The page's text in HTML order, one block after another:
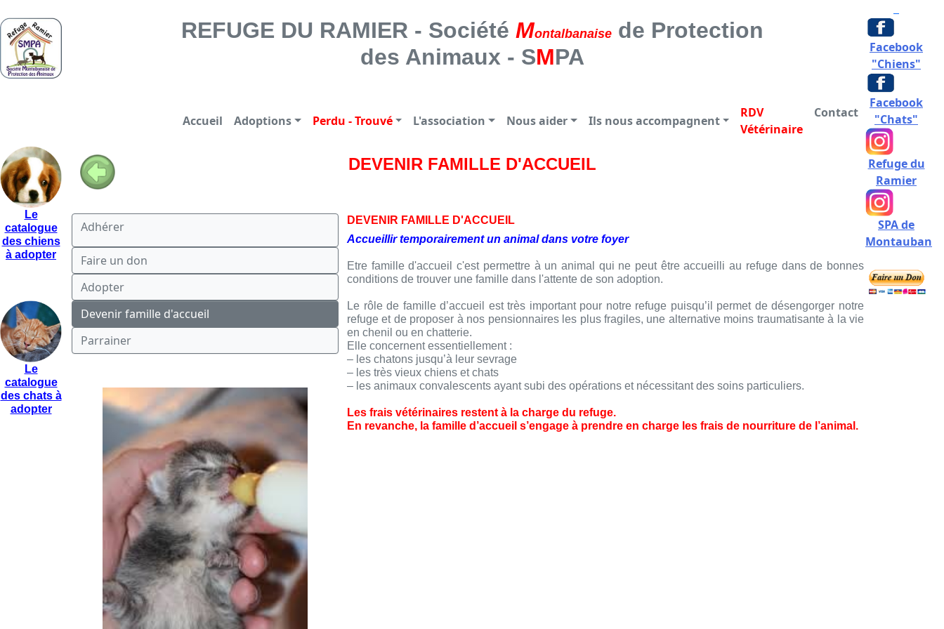
Le
catalogue
des chiens
à adopter
Le
catalogue
des chats à
adopter
REFUGE DU RAMIER - SOCIETE MONTALBANAISE DE PROTECTION DES ANIMAUX
Facebook
"Chiens"
Facebook
"Chats"
Refuge du
Ramier
SPA de
Montauban
REFUGE DU RAMIER - Société Montalbanaisede Protection
des Animaux - SMPA
Accueil Adoptions Perdu - Trouvé L'association Nous aider Ils nous accompagnent
RDV
Vétérinaire
Contact
DEVENIR FAMILLE D'ACCUEIL
Adhérer
Faire un don
Adopter
Devenir famille d'accueil
Parrainer
DEVENIR FAMILLE D'ACCUEIL
Accueillir temporairement un animal dans votre foyer
Etre famille d'accueil c'est permettre à un animal qui ne peut être accueilli au refuge dans de bonnes
conditions de trouver une famille dans l'attente de son adoption.
Le rôle de famille d’accueil est très important pour notre refuge puisqu’il permet de désengorger notre
refuge et de proposer à nos pensionnaires les plus fragiles, une alternative moins traumatisante à la vie
en chenil ou en chatterie.
Elle concernent essentiellement :
– les chatons jusqu’à leur sevrage
– les très vieux chiens et chats
– les animaux convalescents ayant subi des opérations et nécessitant des soins particuliers.
Les frais vétérinaires restent à la charge du refuge.
En revanche, la famille d’accueil s’engage à prendre en charge les frais de nourriture de l’animal.